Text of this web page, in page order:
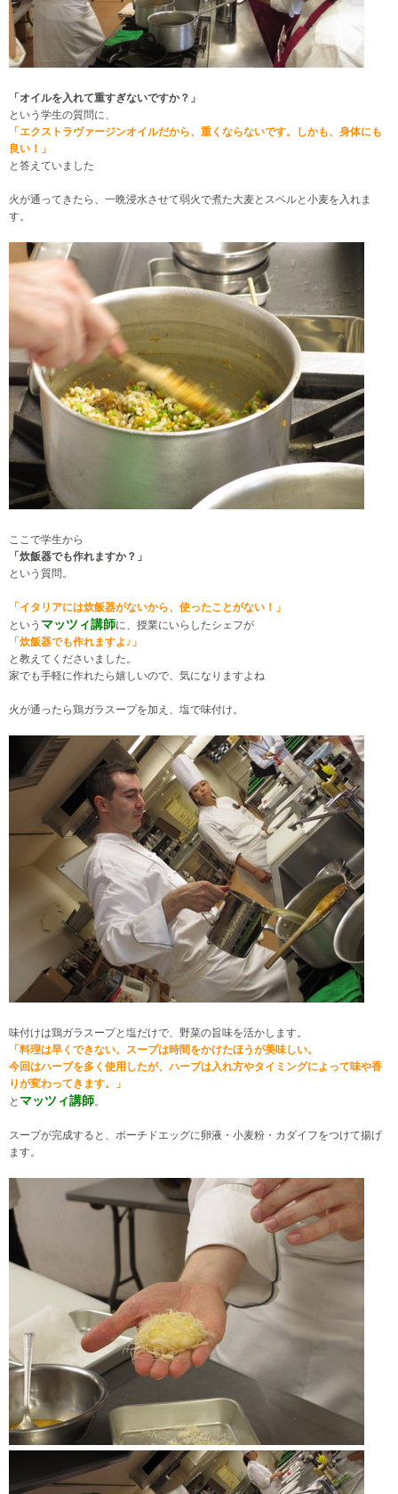
「オイルを入れて重すぎないですか？」
という学生の質問に、
「エクストラヴァージンオイルだから、重くならないです。
しかも、身体にも
良い！」
と答えていました
火が通ってきたら、一晩浸水させて弱火で煮た大麦とスペルと小麦を入れま
す。
ここで学生から
「炊飯器でも作れますか？」
という質問。
「イタリアには炊飯器がないから、使ったことがない！」
という マッツィ講師に、授業にいらしたシェフが
「炊飯器でも作れますよ♪」
と教えてくださいました。
家でも手軽に作れたら嬉しいので、気になりますよね
火が通ったら鶏ガラスープを加え、塩で味付け。
味付けは鶏ガラスープと塩だけで、野菜の旨味を活かします。
「料理は早くできない。スープは時間をかけたほうが美味しい。
今回はハーブを多く使用したが、ハーブは入れ方やタイミングによって味や香
りが変わってきます。」
と マッツィ講師。
スープが完成すると、ポーチドエッグに卵液・小麦粉・カダイフをつけて揚げ
ます。